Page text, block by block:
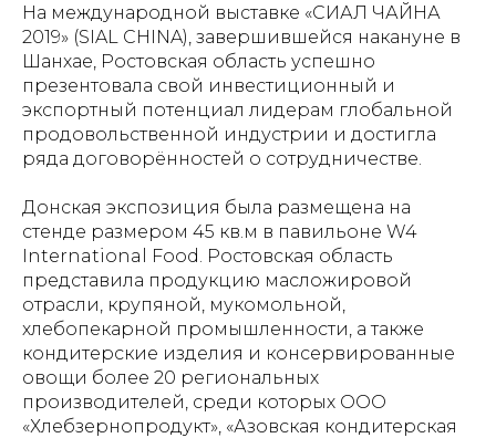
На международной выставке «СИАЛ ЧАЙНА
2019» (SIAL CHINA), завершившейся накануне в
Шанхае, Ростовская область успешно
презентовала свой инвестиционный и
экспортный потенциал лидерам глобальной
продовольственной индустрии и достигла
ряда договорённостей о сотрудничестве.
Донская экспозиция была размещена на
стенде размером 45 кв.м в павильоне W4
International Food. Ростовская область
представила продукцию масложировой
отрасли, крупяной, мукомольной,
хлебопекарной промышленности, а также
кондитерские изделия и консервированные
овощи более 20 региональных
производителей, среди которых ООО
«Хлебзернопродукт», «Азовская кондитерская